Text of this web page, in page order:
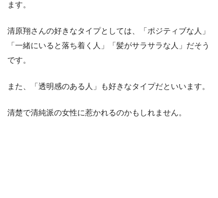
ます。
清原翔さんの好きなタイプとしては、「ポジティブな人」
「一緒にいると落ち着く人」「髪がサラサラな人」だそう
です。
また、「透明感のある人」も好きなタイプだといいます。
清楚で清純派の女性に惹かれるのかもしれません。